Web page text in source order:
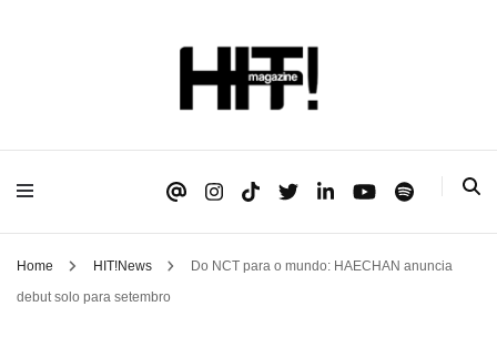
HIT!Magazine
Home HIT!News
Do NCT para o mundo: HAECHAN anuncia
debut solo para setembro